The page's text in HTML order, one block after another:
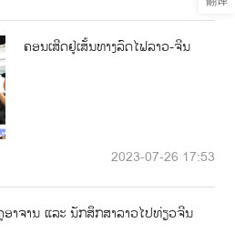
ຄອນເສີດຢູ່ເສັ້ນທາງລົດໄຟລາວ-ຈີນ
2023-07-26 17:53
ອາຈານ ແລະ ນັກສຶກສາລາວໄປທ່ຽວຈີນ